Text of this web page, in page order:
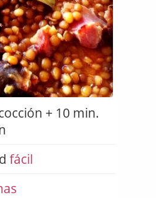
+ 10 min.
fácil